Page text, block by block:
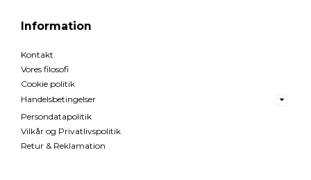
Information
Kontakt
Vores filosofi
Cookie politik
Handelsbetingelser
Persondatapolitik
Vilkår og Privatlivspolitik
Retur & Reklamation